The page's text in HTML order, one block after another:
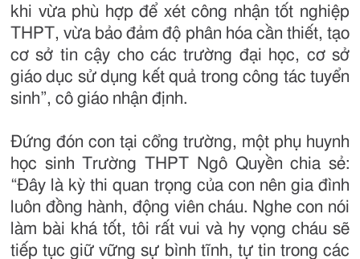
khi vừa phù hợp để xét công nhận tốt nghiệp
THPT, vừa bảo đảm độ phân hóa cần thiết, tạo
cơ sở tin cậy cho các trường đại học, cơ sở
giáo dục sử dụng kết quả trong công tác tuyển
sinh”, cô giáo nhận định.
Đứng đón con tại cổng trường, một phụ huynh
học sinh Trường THPT Ngô Quyền chia sẻ:
“Đây là kỳ thi quan trọng của con nên gia đình
luôn đồng hành, động viên cháu. Nghe con nói
làm bài khá tốt, tôi rất vui và hy vọng cháu sẽ
tiếp tục giữ vững sự bình tĩnh, tự tin trong các